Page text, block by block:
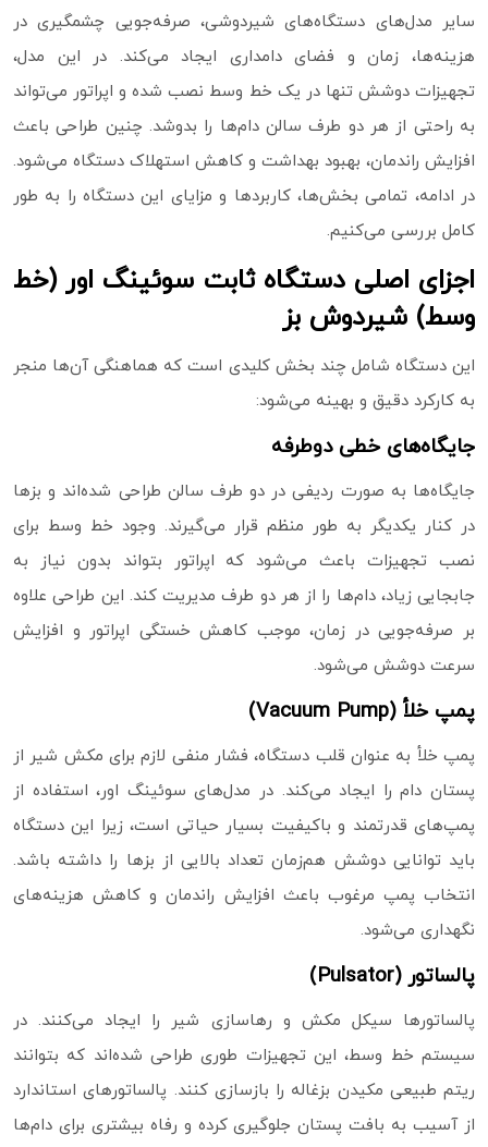
سایر مدل‌های دستگاه‌های شیردوشی، صرفه‌جویی چشمگیری در
هزینه‌ها، زمان و فضای دامداری ایجاد می‌کند. در این مدل،
تجهیزات دوشش تنها در یک خط وسط نصب شده و اپراتور می‌تواند
به‌ راحتی از هر دو طرف سالن دام‌ها را بدوشد. چنین طراحی باعث
افزایش راندمان، بهبود بهداشت و کاهش استهلاک دستگاه می‌شود.
در ادامه، تمامی بخش‌ها، کاربردها و مزایای این دستگاه را به‌ طور
کامل بررسی می‌کنیم.
اجزای اصلی دستگاه ثابت سوئینگ اور (خط
وسط) شیردوش بز
این دستگاه شامل چند بخش کلیدی است که هماهنگی آن‌ها منجر
به کارکرد دقیق و بهینه می‌شود:
جایگاه‌های خطی دوطرفه
جایگاه‌ها به‌ صورت ردیفی در دو طرف سالن طراحی شده‌اند و بزها
در کنار یکدیگر به‌ طور منظم قرار می‌گیرند. وجود خط وسط برای
نصب تجهیزات باعث می‌شود که اپراتور بتواند بدون نیاز به
جابجایی زیاد، دام‌ها را از هر دو طرف مدیریت کند. این طراحی علاوه
بر صرفه‌جویی در زمان، موجب کاهش خستگی اپراتور و افزایش
سرعت دوشش می‌شود.
پمپ خلأ (Vacuum Pump)
پمپ خلأ به‌ عنوان قلب دستگاه، فشار منفی لازم برای مکش شیر از
پستان دام را ایجاد می‌کند. در مدل‌های سوئینگ اور، استفاده از
پمپ‌های قدرتمند و باکیفیت بسیار حیاتی است، زیرا این دستگاه
باید توانایی دوشش هم‌زمان تعداد بالایی از بزها را داشته باشد.
انتخاب پمپ مرغوب باعث افزایش راندمان و کاهش هزینه‌های
نگهداری می‌شود.
پالساتور (Pulsator)
پالساتورها سیکل مکش و رهاسازی شیر را ایجاد می‌کنند. در
سیستم خط وسط، این تجهیزات طوری طراحی شده‌اند که بتوانند
ریتم طبیعی مکیدن بزغاله را بازسازی کنند. پالساتورهای استاندارد
از آسیب به بافت پستان جلوگیری کرده و رفاه بیشتری برای دام‌ها